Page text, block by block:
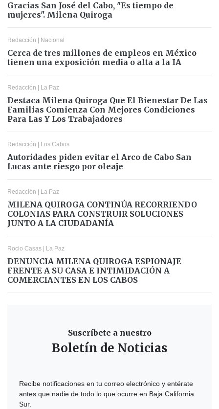
Gracias San José del Cabo, "Es tiempo de
mujeres". Milena Quiroga
Redacción Nacional
Cerca de tres millones de empleos en México
tienen una exposición media o alta a la IA
Redacción La Paz
Destaca Milena Quiroga Que El Bienestar De Las
Familias Comienza Con Mejores Condiciones
Para Las Y Los Trabajadores
Redacción Los Cabos
Autoridades piden evitar el Arco de Cabo San
Lucas ante riesgo por oleaje
Redacción La Paz
MILENA QUIROGA CONTINÚA RECORRIENDO
COLONIAS PARA CONSTRUIR SOLUCIONES
JUNTO A LA CIUDADANÍA
Rocio Casas La Paz
DENUNCIA MILENA QUIROGA ESPIONAJE
FRENTE A SU CASA E INTIMIDACIÓN A
COMERCIANTES EN LOS CABOS
Suscríbete a nuestro
Boletín de Noticias
Recibe notificaciones en tu correo electrónico y entérate
antes que nadie de todo lo que ocurre en Baja California
Sur.